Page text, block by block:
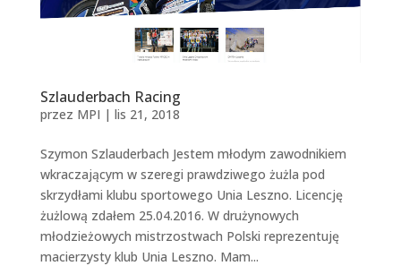
Szlauderbach Racing
przez MPI | lis 21, 2018
Szymon Szlauderbach Jestem młodym zawodnikiem
wkraczającym w szeregi prawdziwego żużla pod
skrzydłami klubu sportowego Unia Leszno. Licencję
żużlową zdałem 25.04.2016. W drużynowych
młodzieżowych mistrzostwach Polski reprezentuję
macierzysty klub Unia Leszno. Mam...